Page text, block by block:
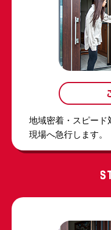
地域密着・スピード
現場へ急行します。